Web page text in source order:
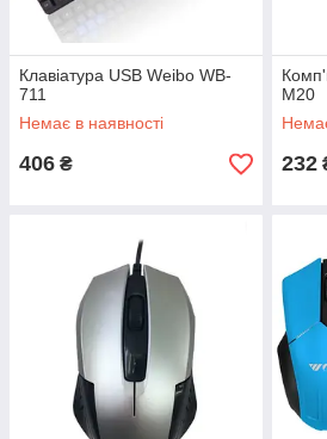
Клавіатура USB Weibo WB-
711
Немає в наявності
406 ₴
M20
232